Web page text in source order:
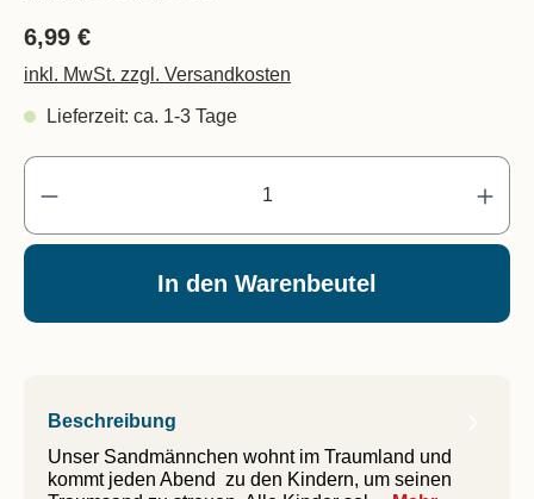
6,99 €
inkl. MwSt. zzgl. Versandkosten
Lieferzeit: ca. 1-3 Tage
In den Warenbeutel
Beschreibung
Unser Sandmännchen wohnt im Traumland und
kommt jeden Abend zu den Kindern, um seinen